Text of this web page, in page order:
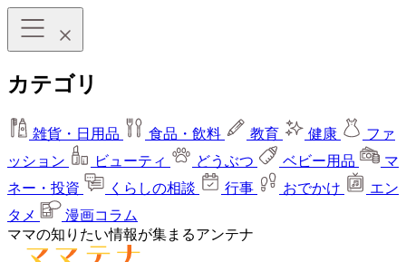
カテゴリ
雑貨・日用品 食品・飲料 教育 健康
ファ
ッション
ビューティ どうぶつ ベビー用品
マ
ネー・投資
くらしの相談 行事 おでかけ
エン
タメ
漫画コラム
ママの知りたい情報が集まるアンテナ